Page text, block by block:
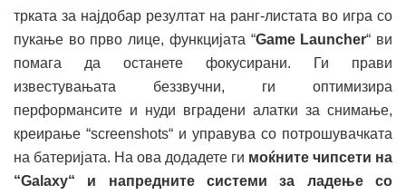
трката за најдобар резултат на ранг-листата во игра со
пукање во прво лице, функцијата “Game Launcher“ ви
помага да останете фокусирани. Ги прави
известувањата беззвучни, ги оптимизира
перформансите и нуди вградени алатки за снимање,
креирање “screenshots“ и управува со потрошувачката
на батеријата. На ова додадете ги моќните чипсети на
“Galaxy“ и напредните системи за ладење со